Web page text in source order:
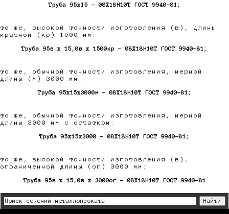
Труба 95х15 - 08Х18Н10Т ГОСТ 9940-81;
то же, высокой точности изготовления (в), длины
кратной (кр) 1500 мм:
Труба 95в х 15,0в х 1500кр - 08Х18Н10Т ГОСТ 9940-81;
то же, обычной точности изготовления, мерной
длины (м) 3000 мм:
Труба 95х15х3000м - 08Х18Н10Т ГОСТ 9940-81;
то же, обычной точности изготовления, мерной
длины 3000 мм с остатком:
Труба 95х15х3000 - 08Х18Н10Т ГОСТ 9940-81;
то же, высокой точности изготовления (в),
ограниченной длины (ог) 3000 мм:
Труба 95в х 15,0в х 3000ог - 08Х18Н10Т ГОСТ 9940-81